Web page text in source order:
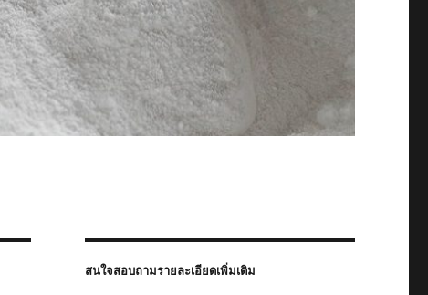
สนใจสอบถามรายละเอียดเพิ่มเติม